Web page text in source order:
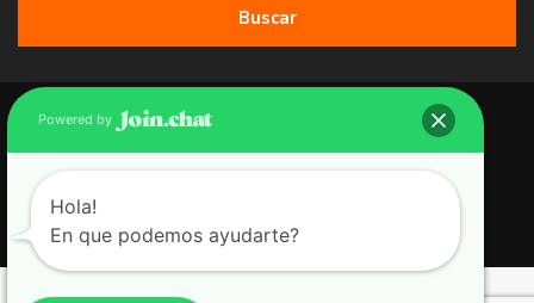
Buscar
Copyright 2026 | Grupo 90 inmobiliarias. All Rights Reserved.
Política de Cookies
Política de Privacidad
Aviso Legal
Powered by
Hola!
En que podemos ayudarte?